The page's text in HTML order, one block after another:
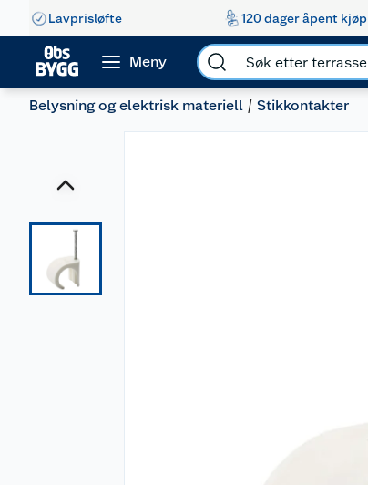
Lavprisløfte 120 dager åpent kjøp
Meny
Belysning og elektrisk materiell Stikkontakter